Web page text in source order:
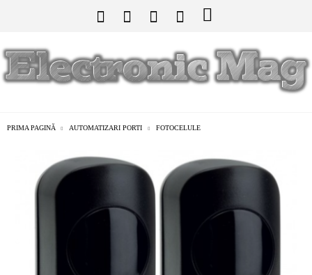
PRIMA PAGINĂ AUTOMATIZARI PORTI FOTOCELULE